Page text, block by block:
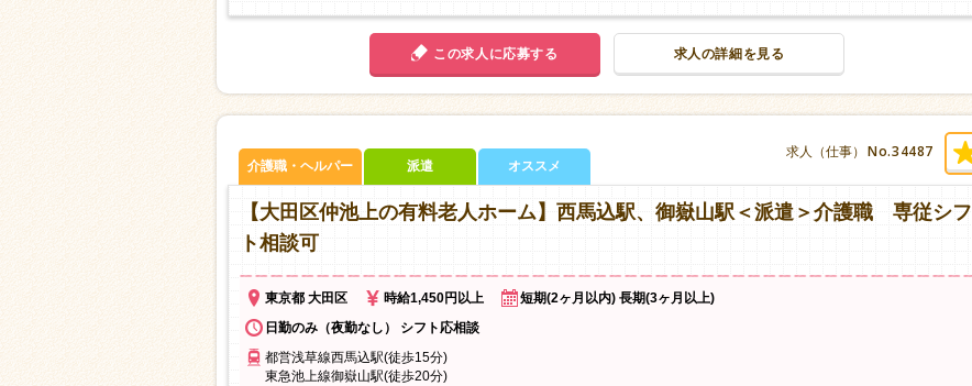
この求人に応募する 求人の詳細を見る
求人（仕事） No.34487
介護職・ヘルパー 派遣 オススメ
【大田区仲池上の有料老人ホーム】西馬込駅、御嶽山駅＜派遣＞介護職 専従シフ
ト相談可
東京都 大田区 時給1,450円以上
短期(2ヶ月以内) 長期(3ヶ月以上)
日勤のみ（夜勤なし） シフト応相談
都営浅草線西馬込駅(徒歩15分)
東急池上線御嶽山駅(徒歩20分)